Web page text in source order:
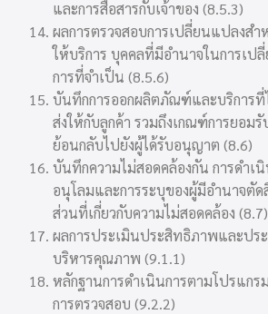
และการสื่อสารกับเจ้าของ (8.5.3)
ผลการตรวจสอบการเปลี่ยนแปลงสำ
ให้บริการ บุคคลที่มีอำนาจในการเป
การที่จำเป็น (8.5.6)
บันทึกการออกผลิตภัณฑ์และบริการ
ส่งให้กับลูกค้า รวมถึงเกณฑ์การยอม
ย้อนกลับไปยังผู้ได้รับอนุญาต (8.6)
บันทึกความไม่สอดคล้องกัน การดำเ
อนุโลมและการระบุของผู้มีอำนาจตัด
ส่วนที่เกี่ยวกับความไม่สอดคล้อง (8.7)
ผลการประเมินประสิทธิภาพและปร
บริหารคุณภาพ (9.1.1)
หลักฐานการดำเนินการตามโปรแกร
การตรวจสอบ (9.2.2)